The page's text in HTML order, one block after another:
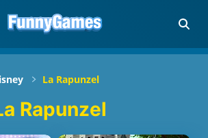
La Rapunzel
Rapunzel